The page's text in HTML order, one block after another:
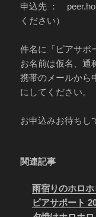
申込先 ：
ください）
件名に「ピアサポ
お名前は仮名、通
携帯のメールから
にしてください。
お申込みお待ちし
関連記事
雨宿りのホロホ
ピアサポート